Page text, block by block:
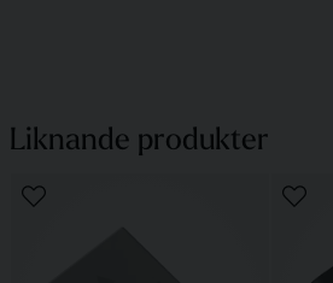
Liknande produkter